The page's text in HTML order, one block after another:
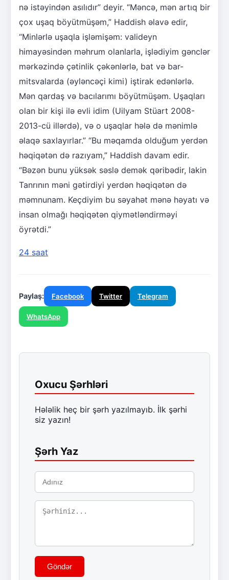
nə istəyindən asılıdır” deyir. “Məncə, mən artıq bir
çox uşaq böyütmüşəm,” Haddish əlavə edir,
“Minlərlə uşaqla işləmişəm: valideyn
himayəsindən məhrum olanlarla, işlədiyim gənclər
mərkəzində çətinlik çəkənlərlə, bat və bar-
mitsvalarda (əyləncəçi kimi) iştirak edənlərlə.
Mən qardaş və bacılarımı böyütmüşəm. Uşaqları
olan bir kişi ilə evli idim (Uilyam Stüart 2008-
2013-cü illərdə), və o uşaqlar hələ də mənimlə
əlaqə saxlayırlar.” “Bu məqamda olduğum yerdən
həqiqətən də razıyam,” Haddish davam edir.
“Bəzən bunu yüksək səslə demək qəribədir, lakin
Tanrının məni gətirdiyi yerdən həqiqətən də
məmnunam. Keçdiyim bu səyahət mənə həyatı və
insan olmağı həqiqətən qiymətləndirməyi
öyrətdi.”
24 saat
Paylaş: Facebook Twitter Telegram
WhatsApp
Oxucu Şərhləri
Hələlik heç bir şərh yazılmayıb. İlk şərhi
siz yazın!
Şərh Yaz
Göndər